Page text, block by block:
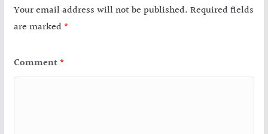
Your email address will not be published. Required fields
are marked *
Comment *